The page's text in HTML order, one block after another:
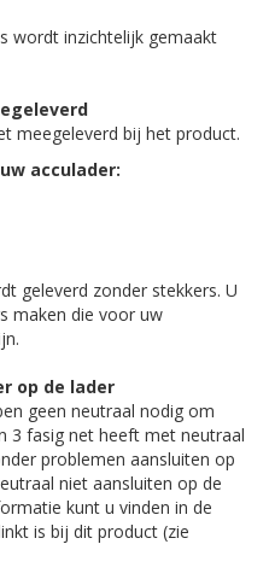
wordt inzichtelijk gemaakt
meegeleverd bij het product.
acculader:
geleverd zonder stekkers. U
maken die voor uw
op de lader
geen neutraal nodig om
3 fasig net heeft met neutraal
problemen aansluiten op
niet aansluiten op de
kunt u vinden in de
is bij dit product (zie